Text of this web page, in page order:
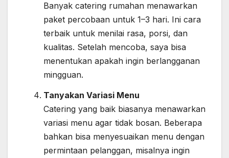
Banyak catering rumahan menawarkan
paket percobaan untuk 1–3 hari. Ini cara
terbaik untuk menilai rasa, porsi, dan
kualitas. Setelah mencoba, saya bisa
menentukan apakah ingin berlangganan
mingguan.
Tanyakan Variasi Menu
Catering yang baik biasanya menawarkan
variasi menu agar tidak bosan. Beberapa
bahkan bisa menyesuaikan menu dengan
permintaan pelanggan, misalnya ingin